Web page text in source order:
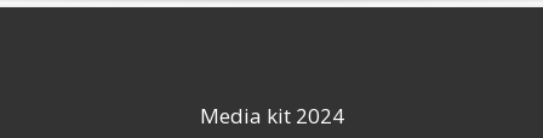
Media kit 2024